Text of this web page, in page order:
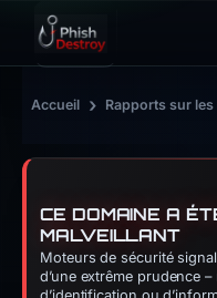
Accueil › Rapports sur
CE DOMAINE A
MALVEILLANT
Moteurs de sécurité
d’une extrême prudence